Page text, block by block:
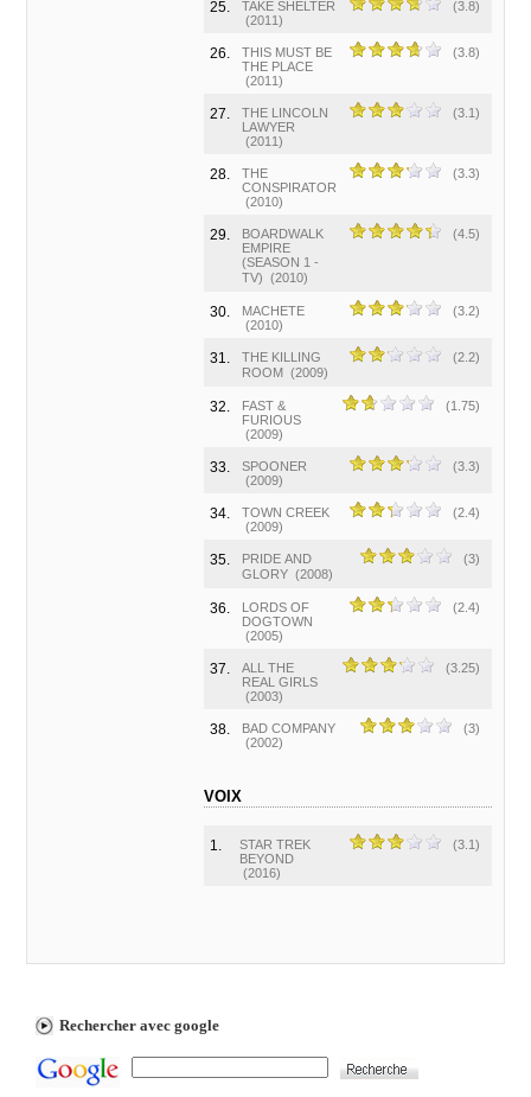
25.
TAKE SHELTER
(2011)
(3.8)
26.
THIS MUST BE
THE PLACE
(2011)
(3.8)
27.
THE LINCOLN
LAWYER
(2011)
(3.1)
28.
THE
CONSPIRATOR
(2010)
(3.3)
29.
BOARDWALK
EMPIRE
(SEASON 1 -
TV) (2010)
(4.5)
30.
MACHETE
(2010)
(3.2)
31.
THE KILLING
ROOM (2009)
(2.2)
32.
FAST &
FURIOUS
(2009)
(1.75)
33.
SPOONER
(2009)
(3.3)
34.
TOWN CREEK
(2009)
(2.4)
35.
PRIDE AND
GLORY (2008)
(3)
36.
LORDS OF
DOGTOWN
(2005)
(2.4)
37.
ALL THE
REAL GIRLS
(2003)
(3.25)
38.
BAD COMPANY
(2002)
(3)
VOIX
1.
STAR TREK
BEYOND
(2016)
(3.1)
Rechercher avec google